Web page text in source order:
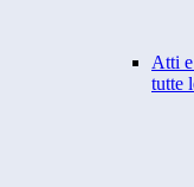
Atti
tutte